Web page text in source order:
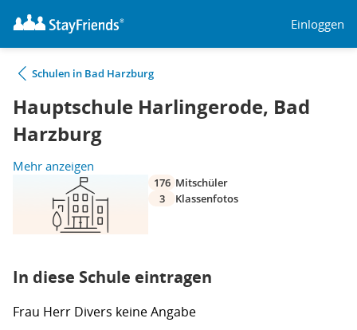
Einloggen
Schulen in Bad Harzburg
Hauptschule Harlingerode, Bad
Harzburg
Mehr anzeigen
176 Mitschüler
3
Klassenfotos
In diese Schule eintragen
Frau Herr Divers keine Angabe